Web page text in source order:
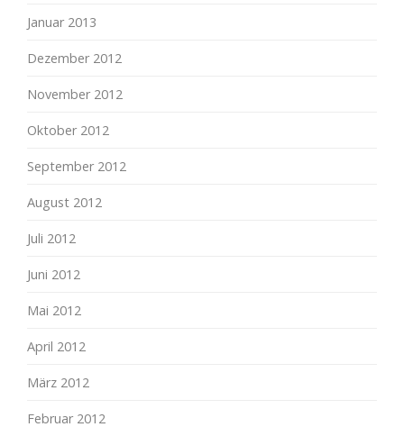
Januar 2013
Dezember 2012
November 2012
Oktober 2012
September 2012
August 2012
Juli 2012
Juni 2012
Mai 2012
April 2012
März 2012
Februar 2012